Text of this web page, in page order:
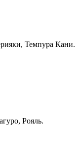
Темпура Кани.
Рояль.